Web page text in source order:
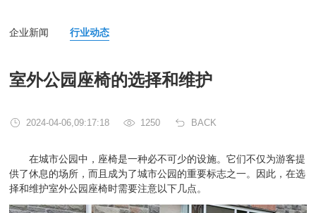
企业新闻 行业动态
室外公园座椅的选择和维护
2024-04-06,09:17:18 1250 BACK
在城市公园中，座椅是一种必不可少的设施。它们不仅为游客提
供了休息的场所，而且成为了城市公园的重要标志之一。因此，在选
择和维护室外公园座椅时需要注意以下几点。